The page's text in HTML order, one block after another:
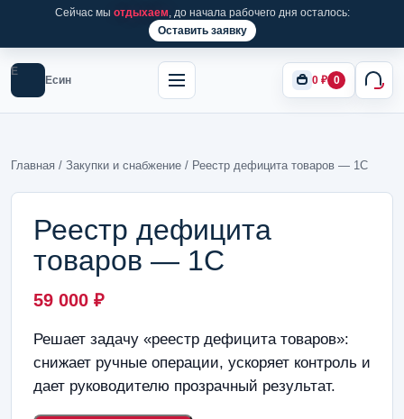
Сейчас мы отдыхаем, до начала рабочего дня осталось:
Оставить заявку
Е
Есин 0 ₽ 0
Главная / Закупки и снабжение / Реестр дефицита товаров — 1С
Реестр дефицита
товаров — 1С
59 000 ₽
Решает задачу «реестр дефицита товаров»:
снижает ручные операции, ускоряет контроль и
дает руководителю прозрачный результат.